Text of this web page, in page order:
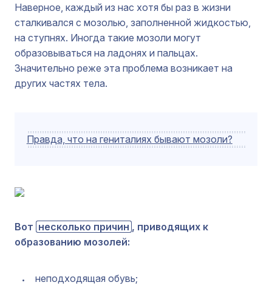
Наверное, каждый из нас хотя бы раз в жизни
сталкивался с мозолью, заполненной жидкостью,
на ступнях. Иногда такие мозоли могут
образовываться на ладонях и пальцах.
Значительно реже эта проблема возникает на
других частях тела.
Правда, что на гениталиях бывают мозоли?
Вот несколько причин , приводящих к
образованию мозолей:
неподходящая обувь;